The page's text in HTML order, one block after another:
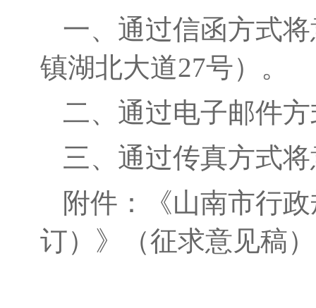
一、通过信函方式
镇湖北大道27号）。
二、通过电子邮件
三、通过传真方式
附件：
《山南市行
订）》（征求意见稿）